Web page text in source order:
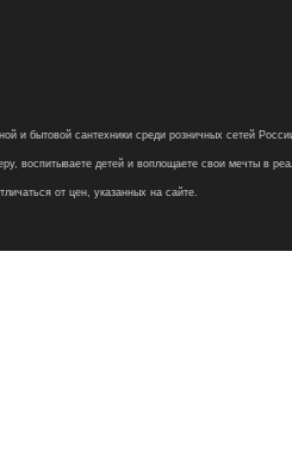
и бытовой сантехники среди розничных сетей
воспитываете детей и воплощаете свои мечты в
от цен, указанных на сайте.